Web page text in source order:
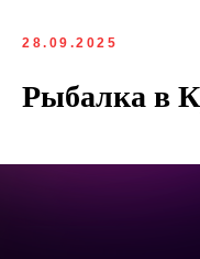
28.09.2025
Рыбалка в